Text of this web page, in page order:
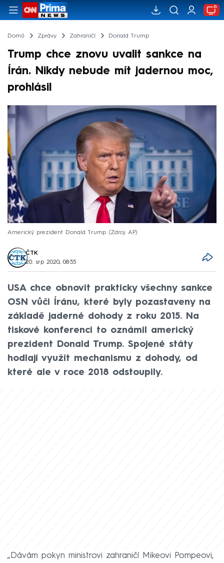
Domů Zprávy Zahraničí Donald Trump
Trump chce znovu uvalit sankce na
Írán. Nikdy nebude mít jadernou moc,
prohlásil
Americký prezident Donald Trump Zdroj: AP
ČTK
20. srp 2020, 08:55
USA chce obnovit prakticky všechny sankce
OSN vůči Íránu, které byly pozastaveny na
základě jaderné dohody z roku 2015. Na
tiskové konferenci to oznámil americký
prezident Donald Trump. Spojené státy
hodlají využít mechanismu z dohody, od
které ale v roce 2018 odstoupily.
„Dávám pokyn ministrovi zahraničí Mikeovi Pompeovi,